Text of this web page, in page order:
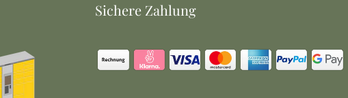
Sichere Zahlung